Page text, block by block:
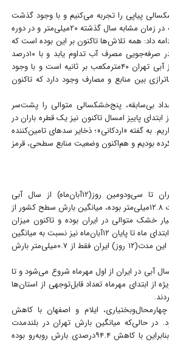
پیاپی را تجربه می‌کنیم و با وجود گذشت
۴۵روز از سال آبی جدید، حتی یک قطره بارندگی در تهران رخ نداده است این در حالی است که در زمان مشابه سال گذشته ۲۰میلی‌متر و در دوره
مسئول ادامه داد: همه تلاش‌ها تاکنون بر این بوده است که
به وضعیت بحران مطلق نرسیم و این در صورتی محقق خواهد شد که همکاری شهروندان در صرفه‌جویی مصرف آب تداوم یابد و با ۱۰درصد
صرفه‌جویی بیشتر و آغاز بارندگی‌ها در یکی،دوماه آینده بتوانیم از شرایط کنونی گذر کنیم. نیاز آبی تهران ۴۰مترمکعب بر ثانیه است و با وجود
سدها، هم‌اکنون حدود ۴ تا ۵مترمکعب بر ثانیه ناترازی بین منابع و مصارف وجود دارد که تاکنون
بی‌سابقه، پنج‌خشکسالی متوالی را پشت‌سر
پاییز امسال تاکنون نیز یک قطره باران در
به گفته «اردکانی»؛ ذخایر سدهای تامین‌کننده
را تجربه نکرده بودیم و هم‌اکنون وضعیت منابع سطحی، قرمز
سازمان هواشناسی با استناد به بررسی‌ داده‌های اقلیمی در گزارشی آورده است که ایران تا سی‌و‌دومین روز‌(۱۲آبان‌ماه) از سال آبی
جاری‌(۱۴۰۵-۱۴۰۴) ۸۱.۸درصد کمتر از میانگین بلندمدت است. در حالی‌که نرمال بارش در بلندمدت ۱۲.۸میلی‌متر بوده، میانگین بارش سطح کشور از
پاییز بسیار خشک متوالی در ایران بوده و تاکنون میزان
بارندگی این فصل به‌‌طور چشمگیری کمتر از نرمال بوده است. داده‌ها نشان می‌دهد که بارش از ابتدای ماه تا پایان ۱۲آبان‌ماه نیز‌ نسبت به میانگین
بلند‌مدت ۹۰درصد کاهش یافته است. در حالی‌که مقدار بارش در بلندمدت ۷.۰میلی‌متر بوده، در این مدت‌(۱۲ روز) ایران فقط از ۰.۷میلی‌متر بارش
آبی در ایران از اول مهرماه شروع می‌شود و تا
داده‌های هواشناسی، در طول ۶‌ماهه اول سال، به‌‌ویژه از ابتدای مهرماه تعداد قابل‌توجهی از استان‌ها
چهارمحال‌و‌بختیاری، ایلام و اصفهان با کاهش
در حالی‌که میانگین بارش تهران در بلند‌مدت
۲۰.۳میلی‌متر است،‌ در سال آبی جاری فقط به‌‌طور میانگین ۱.۱میلی‌متر بارش دریافت کرده‌؛ بنابراین با کاهش ۹۴.۴‌درصدی بارش روبه‌رو بوده